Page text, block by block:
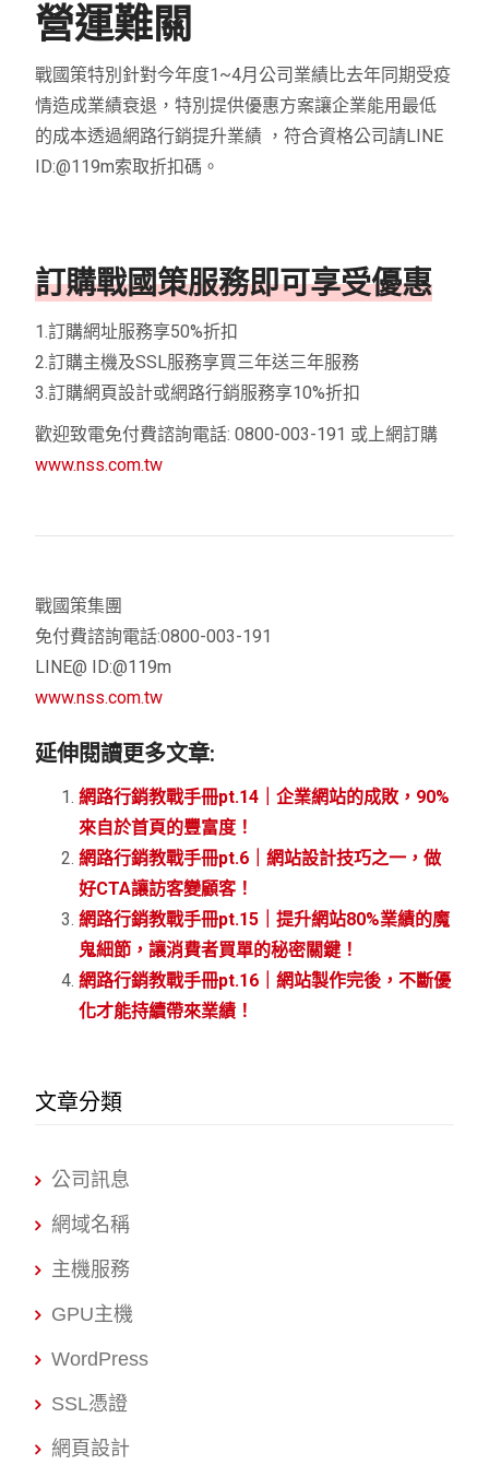
營運難關
戰國策特別針對今年度1~4月公司業績比去年同期受疫
情造成業績衰退，特別提供優惠方案讓企業能用最低
的成本透過網路行銷提升業績 ，符合資格公司請LINE
ID:@119m索取折扣碼。
訂購戰國策服務即可享受優惠
1.訂購網址服務享50%折扣
2.訂購主機及SSL服務享買三年送三年服務
3.訂購網頁設計或網路行銷服務享10%折扣
歡迎致電免付費諮詢電話: 0800-003-191 或上網訂購
www.nss.com.tw
戰國策集團
免付費諮詢電話:0800-003-191
LINE@ ID:@119m
www.nss.com.tw
延伸閱讀更多文章:
網路行銷教戰手冊pt.14｜企業網站的成敗，90%
來自於首頁的豐富度！
網路行銷教戰手冊pt.6｜網站設計技巧之一，做
好CTA讓訪客變顧客！
網路行銷教戰手冊pt.15｜提升網站80%業績的魔
鬼細節，讓消費者買單的秘密關鍵！
網路行銷教戰手冊pt.16｜網站製作完後，不斷優
化才能持續帶來業績！
文章分類
公司訊息
網域名稱
主機服務
GPU主機
WordPress
SSL憑證
網頁設計